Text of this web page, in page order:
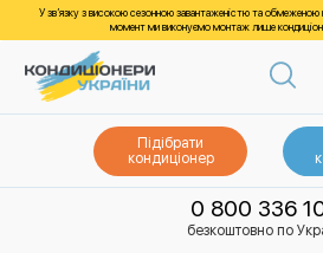
У зв’язку з високою сезонною завантаженістю та обмеженою
момент ми виконуємо монтаж лише
Підібрати
кондиціонер
0 800 336
безкоштовно по